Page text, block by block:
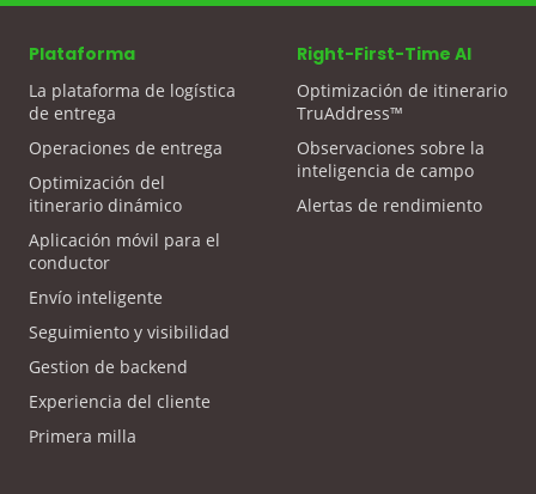
Plataforma
La plataforma de logística
de entrega
Operaciones de entrega
Optimización del
itinerario dinámico
Aplicación móvil para el
conductor
Envío inteligente
Seguimiento y visibilidad
Gestion de backend
Experiencia del cliente
Primera milla
Right-First-Time AI
Optimización de itinerario
TruAddress™
Observaciones sobre la
inteligencia de campo
Alertas de rendimiento